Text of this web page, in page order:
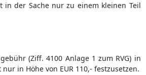
in der Sache nur zu einem kleinen Teil
(Ziff. 4100 Anlage 1 zum RVG) in
nur in Höhe von EUR 110,- festzusetzen.